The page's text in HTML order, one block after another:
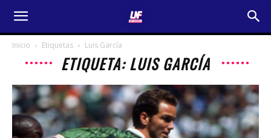
Inicio Etiquetas Luis García
ETIQUETA: LUIS GARCÍA